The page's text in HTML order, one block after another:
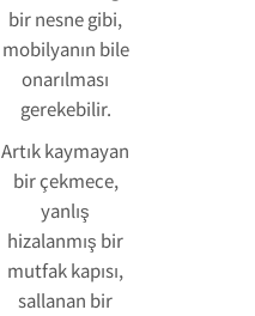
bir nesne gibi,
mobilyanın bile
onarılması
gerekebilir.
Artık kaymayan
bir çekmece,
yanlış
hizalanmış bir
mutfak kapısı,
sallanan bir